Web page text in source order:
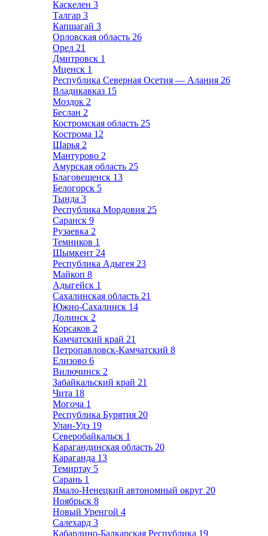
Каскелен 3
Талгар 3
Капшагай 3
Орловская область 26
Орел 21
Дмитровск 1
Мценск 1
Республика Северная Осетия — Алания 26
Владикавказ 15
Моздок 2
Беслан 2
Костромская область 25
Кострома 12
Шарья 2
Мантурово 2
Амурская область 25
Благовещенск 13
Белогорск 5
Тында 3
Республика Мордовия 25
Саранск 9
Рузаевка 2
Темников 1
Шымкент 24
Республика Адыгея 23
Майкоп 8
Адыгейск 1
Сахалинская область 21
Южно-Сахалинск 14
Долинск 2
Корсаков 2
Камчатский край 21
Петропавловск-Камчатский 8
Елизово 6
Вилючинск 2
Забайкальский край 21
Чита 18
Могоча 1
Республика Бурятия 20
Улан-Удэ 19
Северобайкальск 1
Карагандинская область 20
Караганда 13
Темиртау 5
Сарань 1
Ямало-Ненецкий автономный округ 20
Ноябрьск 8
Новый Уренгой 4
Салехард 3
Кабардино-Балкарская Республика 19